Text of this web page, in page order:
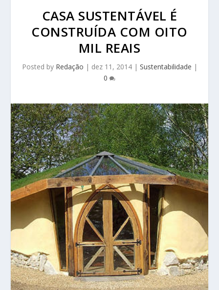
CASA SUSTENTÁVEL É
CONSTRUÍDA COM OITO
MIL REAIS
Posted by Redação | dez 11, 2014| Sustentabilidade |
0